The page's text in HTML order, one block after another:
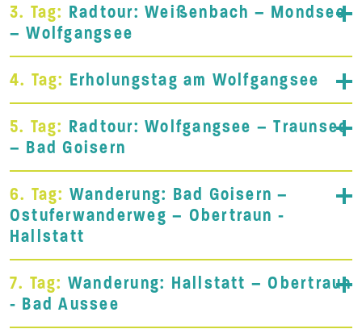
3. Tag: Radtour: Weißenbach – Mondsee
– Wolfgangsee
4. Tag: Erholungstag am Wolfgangsee
5. Tag: Radtour: Wolfgangsee – Traunsee
– Bad Goisern
6. Tag: Wanderung: Bad Goisern –
Ostuferwanderweg – Obertraun -
Hallstatt
7. Tag: Wanderung: Hallstatt – Obertraun
- Bad Aussee